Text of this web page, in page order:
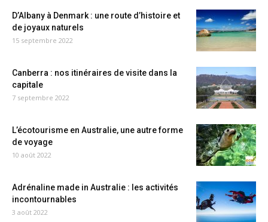
D’Albany à Denmark : une route d’histoire et
de joyaux naturels
15 septembre 2022
Canberra : nos itinéraires de visite dans la
capitale
7 septembre 2022
L’écotourisme en Australie, une autre forme
de voyage
10 août 2022
Adrénaline made in Australie : les activités
incontournables
3 août 2022